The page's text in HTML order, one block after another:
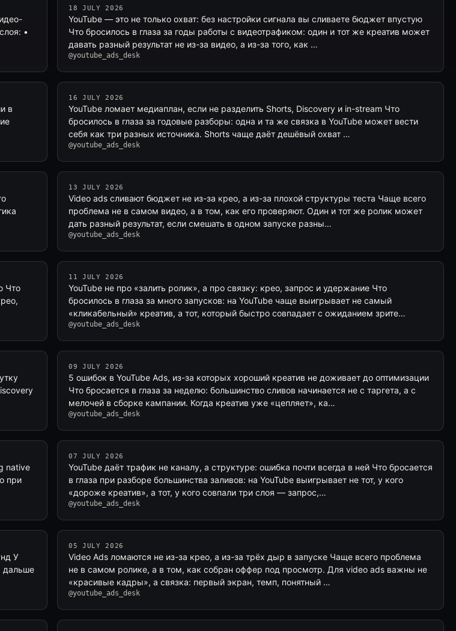
•
18 JULY 2026
YouTube — это не только охват: без настройки сигнала вы сливаете бюджет впустую
Что бросилось в глаза за годы работы с видеотрафиком: один и тот же креатив может
давать разный результат не из-за видео, а из-за того, как …
@youtube_ads_desk
в
16 JULY 2026
YouTube ломает медиаплан, если не разделить Shorts, Discovery и in-stream Что
бросилось в глаза за годовые разборы: одна и та же связка в YouTube может вести
себя как три разных источника. Shorts чаще даёт дешёвый охват …
@youtube_ads_desk
13 JULY 2026
Video ads сливают бюджет не из-за крео, а из-за плохой структуры теста Чаще всего
проблема не в самом видео, а в том, как его проверяют. Один и тот же ролик может
дать разный результат, если смешать в одном запуске разны…
@youtube_ads_desk
Что
11 JULY 2026
YouTube не про «залить ролик», а про связку: крео, запрос и удержание Что
бросилось в глаза за много запусков: на YouTube чаще выигрывает не самый
«кликабельный» креатив, а тот, который быстро совпадает с ожиданием зрите…
@youtube_ads_desk
09 JULY 2026
5 ошибок в YouTube Ads, из-за которых хороший креатив не доживает до оптимизации
Что бросается в глаза за неделю: большинство сливов начинается не с таргета, а с
мелочей в сборке кампании. Когда креатив уже «цепляет», ка…
@youtube_ads_desk
native
при
07 JULY 2026
YouTube даёт трафик не каналу, а структуре: ошибка почти всегда в ней Что бросается
в глаза при разборе большинства заливов: на YouTube выигрывает не тот, у кого
«дороже креатив», а тот, у кого совпали три слоя — запрос,…
@youtube_ads_desk
У
дальше
05 JULY 2026
Video Ads ломаются не из-за крео, а из-за трёх дыр в запуске Чаще всего проблема
не в самом ролике, а в том, как собран оффер под просмотр. Для video ads важны не
«красивые кадры», а связка: первый экран, темп, понятный …
@youtube_ads_desk